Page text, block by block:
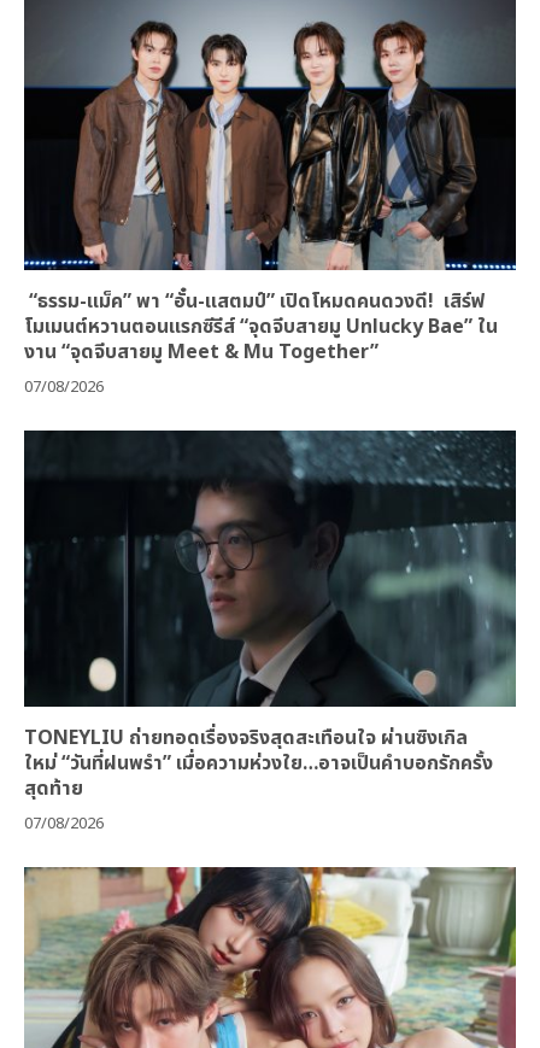
“ธรรม-แม็ค” พา “อั๋น-แสตมป์” เปิดโหมดคนดวงดี! เสิร์ฟ
โมเมนต์หวานตอนแรกซีรีส์ “จุดจีบสายมู Unlucky Bae” ใน
งาน “จุดจีบสายมู Meet & Mu Together”
07/08/2026
TONEYLIU ถ่ายทอดเรื่องจริงสุดสะเทือนใจ ผ่านซิงเกิล
ใหม่ “วันที่ฝนพรำ” เมื่อความห่วงใย…อาจเป็นคำบอกรักครั้ง
สุดท้าย
07/08/2026